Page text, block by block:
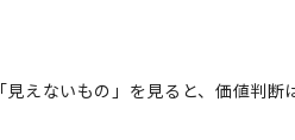
「見えないもの」を見ると、価値判断